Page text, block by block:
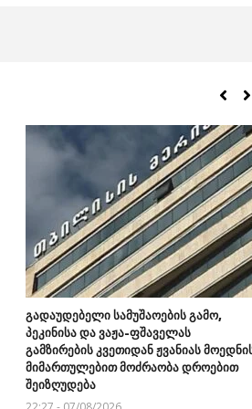
გადაუდებელი სამუშაოების გამო,
პეკინისა და ვაჟა-ფშაველას
გამზირების კვეთიდან ჟვანიას
მიმართულებით მოძრაობა დროებით
შეიზღუდება